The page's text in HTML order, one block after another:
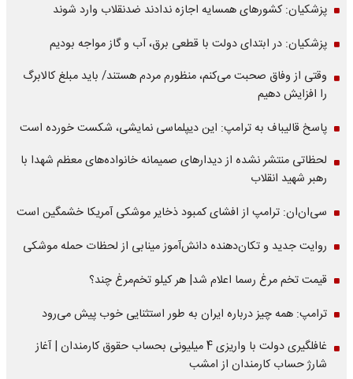
پزشکیان: کشورهای همسایه اجازه ندادند ضدنقلاب وارد شوند
پزشکیان: در ابتدای دولت با قطعی برق، آب و گاز مواجه بودیم
وقتی از وفاق صحبت می‌کنم، منظورم مردم هستند/ باید مبلغ کالابرگ
را افزایش دهیم
پاسخ قالیباف به ترامپ: این دیپلماسی نمایشی، شکست خورده است
لحظاتی منتشر نشده از دیدارهای صمیمانه خانواده‌های معظم شهدا با
رهبر شهید انقلاب
سی‌ان‌ان: ترامپ از افشای کمبود ذخایر موشکی آمریکا خشمگین است
روایت جدید و تکان‌دهنده دانش‌آموز مینابی از لحظات حمله موشکی
قیمت تخم مرغ رسما اعلام شد| هر کیلو تخم‌مرغ چند؟
ترامپ: همه چیز درباره ایران به طور استثنایی خوب پیش می‌رود
غافلگیری دولت با واریزی 4 میلیونی بحساب حقوق کارمندان | آغاز
شارژ حساب کارمندان از امشب